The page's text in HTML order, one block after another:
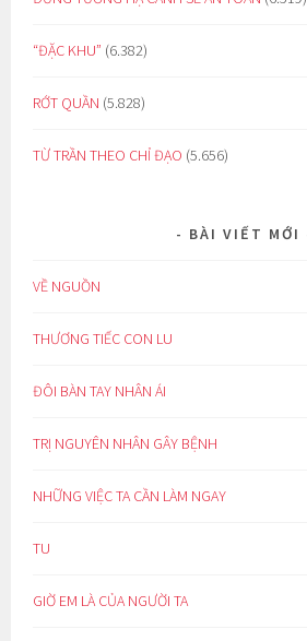
“ĐẶC KHU” (6.382)
RỚT QUẦN (5.828)
TỪ TRẦN THEO CHỈ ĐẠO (5.656)
BÀI VIẾT MỚI
VỀ NGUỒN
THƯƠNG TIẾC CON LU
ĐÔI BÀN TAY NHÂN ÁI
TRỊ NGUYÊN NHÂN GÂY BỆNH
NHỮNG VIỆC TA CẦN LÀM NGAY
TU
GIỜ EM LÀ CỦA NGƯỜI TA